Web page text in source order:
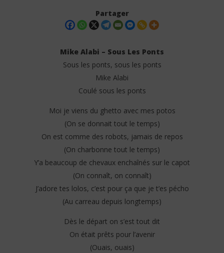
NOW VIEWING
Mike Alabi – Sous Les Ponts (Lyrics)
Stone
Partager
Mike Alabi – Sous Les Ponts
Sous les ponts, sous les ponts
Mike Alabi
Coulé sous les ponts
Moi je viens du ghetto avec mes potos
(On se donnait tout le temps)
On est comme des robots, jamais de repos
(On charbonne tout le temps)
Y’a beaucoup de chevaux enchaînés sur le capot
(On connaît, on connaît)
J’adore tes lolos, c’est pour ça que je t’es pécho
(Au carreau depuis longtemps)
Dès le départ on s’est tout dit
On était prêts pour l’avenir
(Ouais, ouais)